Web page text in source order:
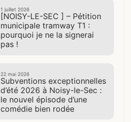
1 juillet 2026
[NOISY-LE-SEC ] – Pétition
municipale tramway T1 :
pourquoi je ne la signerai
pas !
22 mai 2026
Subventions exceptionnelles
d’été 2026 à Noisy-le-Sec :
le nouvel épisode d’une
comédie bien rodée